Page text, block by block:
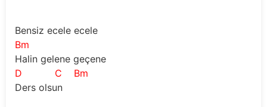
Bensiz ecele ecele
Bm
Halin gelene geçene
D
C
Bm
Ders olsun